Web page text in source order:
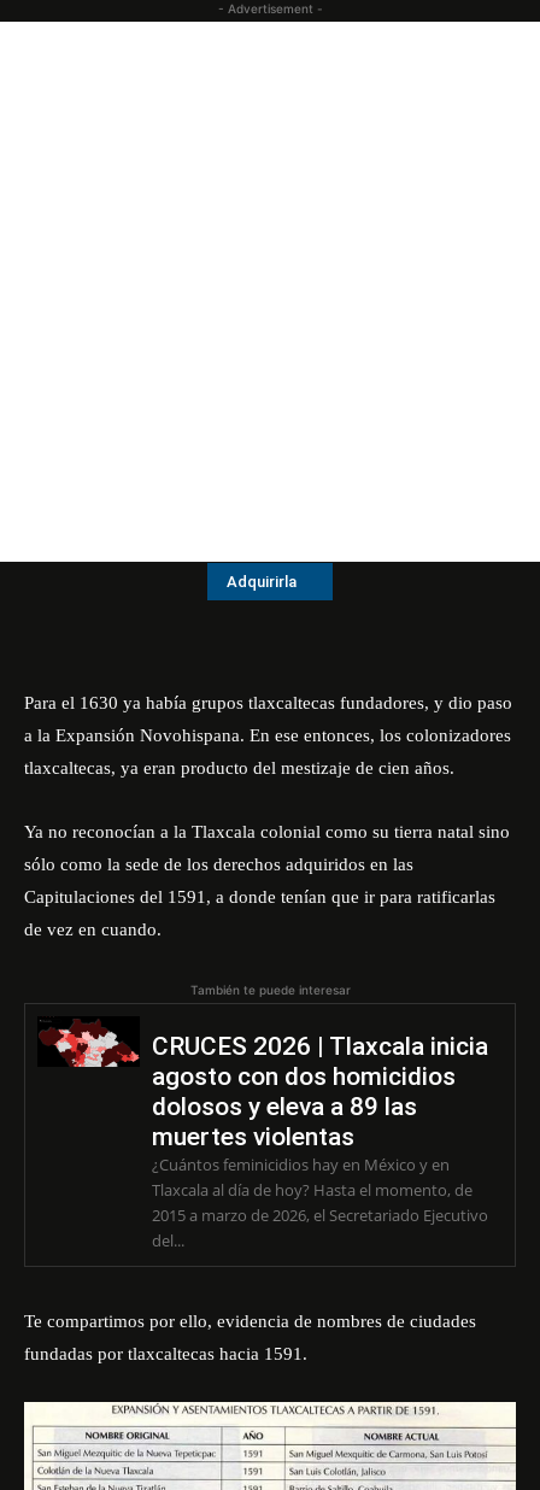
- Advertisement -
Adquirirla
Para el 1630 ya había grupos tlaxcaltecas fundadores, y dio paso
a la Expansión Novohispana. En ese entonces, los colonizadores
tlaxcaltecas, ya eran producto del mestizaje de cien años.
Ya no reconocían a la Tlaxcala colonial como su tierra natal sino
sólo como la sede de los derechos adquiridos en las
Capitulaciones del 1591, a donde tenían que ir para ratificarlas
de vez en cuando.
También te puede interesar
CRUCES 2026 | Tlaxcala inicia
agosto con dos homicidios
dolosos y eleva a 89 las
muertes violentas
¿Cuántos feminicidios hay en México y en
Tlaxcala al día de hoy? Hasta el momento, de
2015 a marzo de 2026, el Secretariado Ejecutivo
del...
Te compartimos por ello, evidencia de nombres de ciudades
fundadas por tlaxcaltecas hacia 1591.